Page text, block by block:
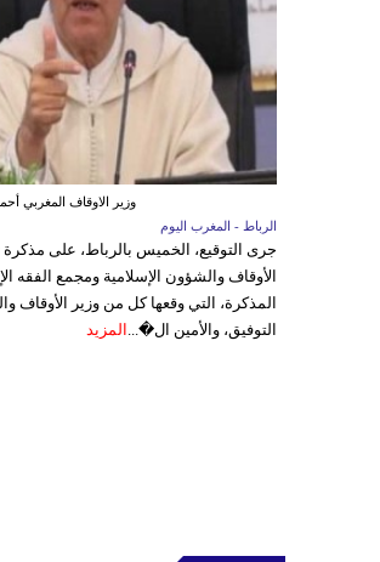
وزير الاوقاف المغربي
الرباط - المغرب اليوم
جرى التوقيع، الخميس بالرباط، على مذكرة
الأوقاف والشؤون الإسلامية ومجمع الفقه
المذكرة، التي وقعها كل من وزير الأوقاف
التوفيق، والأمين ال�... المزيد